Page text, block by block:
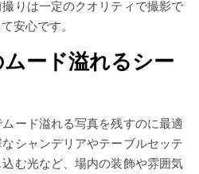
りは一定のクオリティで撮影で
安心です。
ード溢れるシー
ード溢れる写真を残すのに最適
シャンデリアやテーブルセッテ
む光など、場内の装飾や雰囲気